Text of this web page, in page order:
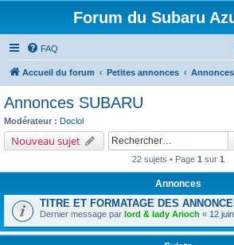
Forum du Subaru
FAQ
Accueil du forum Petites annonces
Annonces SUBARU
Modérateur : Doclol
Nouveau sujet
22 sujets • Page 1 sur 1
Annonces
TITRE ET FORMATAGE DES
Dernier message par lord & lady Arioch « 12